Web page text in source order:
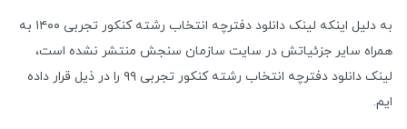
به دلیل اینکه لینک دانلود دفترچه انتخاب رشته کنکور تجربی ۱۴۰۰ به
همراه سایر جزئیاتش در سایت سازمان سنجش منتشر نشده است،
لینک دانلود دفترچه انتخاب رشته کنکور تجربی ۹۹ را در ذیل قرار داده
ایم.